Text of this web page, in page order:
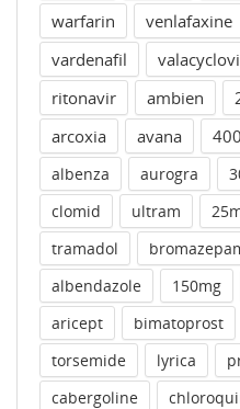
warfarin
venlafaxine
vardenafil
ritonavir
ambien
arcoxia
avana
albenza
aurogra
clomid
ultram
tramadol
albendazole
150mg
aricept
bimatoprost
torsemide
lyrica
cabergoline